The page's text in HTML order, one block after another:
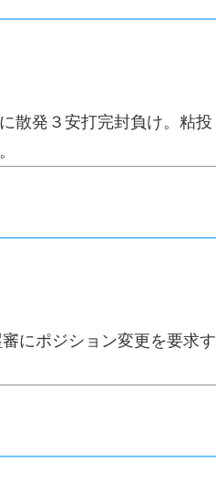
散発３安打完封負け。粘投
にポジション変更を要求す